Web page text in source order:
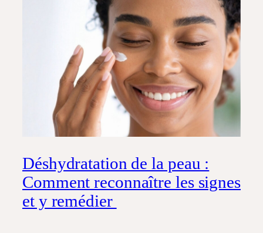
Déshydratation de la peau :
Comment reconnaître les signes
et y remédier